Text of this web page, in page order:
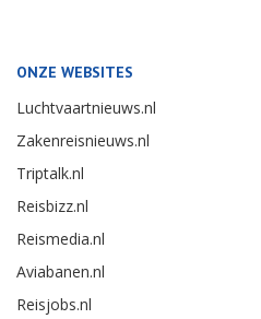
ONZE WEBSITES
Luchtvaartnieuws.nl
Zakenreisnieuws.nl
Triptalk.nl
Reisbizz.nl
Reismedia.nl
Aviabanen.nl
Reisjobs.nl